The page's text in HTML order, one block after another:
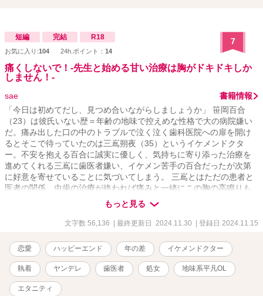
短編 完結 R18
お気に入り:104 24h.ポイント： 14
7
痛くしないで！‐先生と始める甘い治療は胸がドキドキしか
しません！‐
sae
書籍情報
「今日は初めてだし、見つめ合いながらしましょうか」 笹岡百合
（23）は彼氏いない歴＝年齢の地味で控えめな性格で大の病院嫌い
だ。痛み出した口の中のトラブルで泣く泣く歯科医院への扉を開け
るとそこで待っていたのは三嶌朔夜（35）というイケメンドクタ
ー。不安を抱える百合に誠実に優しく、気持ちに寄り添った治療を
進めてくれる三嶌に歯医者嫌い、イケメン苦手の百合だったが次第
に好意を寄せていることに気づいてしまう。 三嶌とはただの患者と
医者の関係、虫歯の治療が終われば痛みと一緒にこの胸の高鳴りも
終わるはず？！ドキドキが止まらない、地味女子×ハイスぺDrのコメ
ディラブストーリー☆ 本編→番外編（主に三嶌視点）→後日談～ふ
たりのはじめての×××～と続きます。 ※他サイトでも投稿しており
創作世界として温かい目で見ていただけたら嬉しいです ※歯科医院
への見解は作品内の主人公の主観です、治療行為や歯科医院を否定
したいわけではありません。
もっと見る
文字数 56,136 | 最終更新日 2024.11.30 | 登録日 2024.11.15
恋愛 ハッピーエンド 年の差 イケメンドクター
執着 ヤンデレ 歯医者 処女 地味系平凡OL
エタニティ